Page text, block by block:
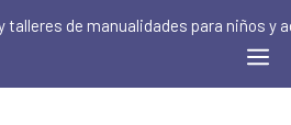
talleres de manualidades para niños y